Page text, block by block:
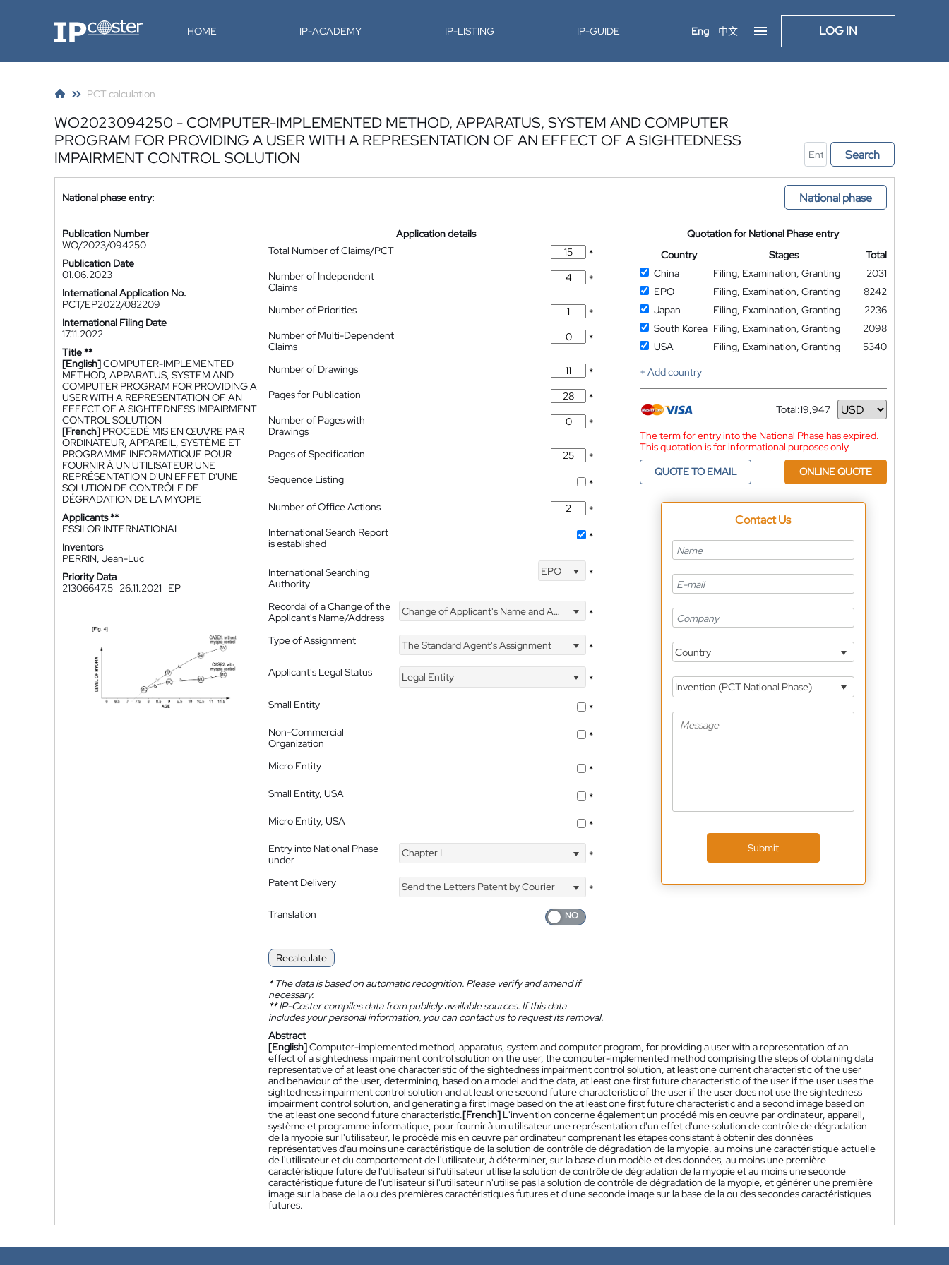
IP-Coster HOME IP-ACADEMY IP-LISTING IP-GUIDE Eng 中文 LOG IN
PCT calculation
WO2023094250 - COMPUTER-IMPLEMENTED METHOD, APPARATUS, SYSTEM AND COMPUTER
PROGRAM FOR PROVIDING A USER WITH A REPRESENTATION OF AN EFFECT OF A SIGHTEDNESS
IMPAIRMENT CONTROL SOLUTION
Search
National phase entry: National phase
Publication Number
WO/2023/094250
Publication Date
01.06.2023
International Application No.
PCT/EP2022/082209
International Filing Date
17.11.2022
Title **
[English]COMPUTER-IMPLEMENTED
METHOD, APPARATUS, SYSTEM AND
COMPUTER PROGRAM FOR PROVIDING A
USER WITH A REPRESENTATION OF AN
EFFECT OF A SIGHTEDNESS IMPAIRMENT
CONTROL SOLUTION
[French] PROCÉDÉ MIS EN ŒUVRE PAR
ORDINATEUR, APPAREIL, SYSTÈME ET
PROGRAMME INFORMATIQUE POUR
FOURNIR À UN UTILISATEUR UNE
REPRÉSENTATION D'UN EFFET D'UNE
SOLUTION DE CONTRÔLE DE
DÉGRADATION DE LA MYOPIE
Applicants **
ESSILOR INTERNATIONAL
Inventors
PERRIN, Jean-Luc
Priority Data
21306647.5 26.11.2021 EP
Application details
Total Number of Claims/PCT
*
Number of Independent
Claims
*
Number of Priorities
*
Number of Multi-Dependent
Claims
*
Number of Drawings
*
Pages for Publication
*
Number of Pages with
Drawings
*
Pages of Specification
*
Sequence Listing
*
Number of Office Actions
*
International Search Report
is established
*
International Searching
Authority
EPO *
Recordal of a Change of the
Applicant's Name/Address
Change of Applicant's Name and Address *
Type of Assignment The Standard Agent's Assignment
*
Applicant's Legal Status
Legal Entity
*
Small Entity
*
Non-Commercial
Organization
*
Micro Entity
*
Small Entity, USA
*
Micro Entity, USA
*
Entry into National Phase
under
Chapter I *
Patent Delivery Send the Letters Patent by Courier
*
Translation
Recalculate
*The data is based on automatic recognition. Please verify and amend if
necessary.
**IP-Coster compiles data from publicly available sources. If this data
includes your personal information, you can contact us to request its removal.
Quotation for National Phase entry
Country
Stages
Total
China
Filing, Examination, Granting
2031
EPO
Filing, Examination, Granting
8242
Japan
Filing, Examination, Granting
2236
South Korea Filing, Examination, Granting
2098
USA
Filing, Examination, Granting
5340
+ Add country
Total:19,947
Currency
The term for entry into the National Phase has expired.
This quotation is for informational purposes only
QUOTE TO EMAIL
ONLINE QUOTE
Contact Us
Country
Invention (PCT National Phase)
Submit
Abstract
[English]Computer-implemented method, apparatus, system and computer program, for providing a user with a representation of an
effect of a sightedness impairment control solution on the user, the computer-implemented method comprising the steps of obtaining data
representative of at least one characteristic of the sightedness impairment control solution, at least one current characteristic of the user
and behaviour of the user, determining, based on a model and the data, at least one first future characteristic of the user if the user uses the
sightedness impairment control solution and at least one second future characteristic of the user if the user does not use the sightedness
impairment control solution, and generating a first image based on the at least one first future characteristic and a second image based on
the at least one second future characteristic.[French] L'invention concerne également un procédé mis en œuvre par ordinateur, appareil,
système et programme informatique, pour fournir à un utilisateur une représentation d'un effet d'une solution de contrôle de dégradation
de la myopie sur l'utilisateur, le procédé mis en œuvre par ordinateur comprenant les étapes consistant à obtenir des données
représentatives d'au moins une caractéristique de la solution de contrôle de dégradation de la myopie, au moins une caractéristique actuelle
de l'utilisateur et du comportement de l'utilisateur, à déterminer, sur la base d'un modèle et des données, au moins une première
caractéristique future de l'utilisateur si l'utilisateur utilise la solution de contrôle de dégradation de la myopie et au moins une seconde
caractéristique future de l'utilisateur si l'utilisateur n'utilise pas la solution de contrôle de dégradation de la myopie, et générer une première
image sur la base de la ou des premières caractéristiques futures et d'une seconde image sur la base de la ou des secondes caractéristiques
futures.